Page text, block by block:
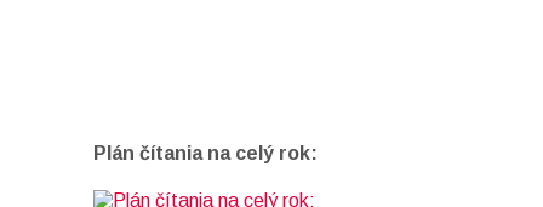
Plán čítania na celý rok: